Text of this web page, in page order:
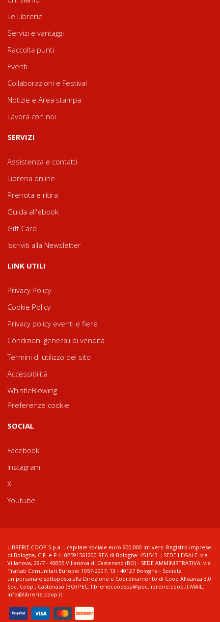
Le Librerie
Servizi e vantaggi
Raccolta punti
Eventi
Collaborazioni e Festival
Notizie e Area stampa
Lavora con noi
SERVIZI
Assistenza e contatti
Libreria online
Prenota e ritira
Guida all'ebook
Gift Card
Iscriviti alla Newsletter
LINK UTILI
Privacy Policy
Cookie Policy
Privacy policy eventi e fiere
Condizioni generali di vendita
Termini di utilizzo del sito
Accessibilità
WhistleBlowing
Preferenze cookie
SOCIAL
Facebook
Instagram
X
Youtube
LIBRERIE.COOP S.p.a. - capitale sociale euro 900.000 int.vers. Registro imprese
di Bologna, C.F. e P.I.: 02591561200 REA di Bologna: 451543 ; SEDE LEGALE: via
Villanova, 29/7 - 40055 Villanova di Castenaso (BO) - SEDE AMMINISTRATIVA: via
Trattati Comunitari Europei 1957-2007, 13 - 40127 Bologna - Società
unipersonale sottoposta alla Direzione e Coordinamento di Coop Alleanza 3.0
Soc. Coop., Castenaso (BO) PEC: libreriecoopspa@pec.librerie.coop.it MAIL:
info@librerie.coop.it